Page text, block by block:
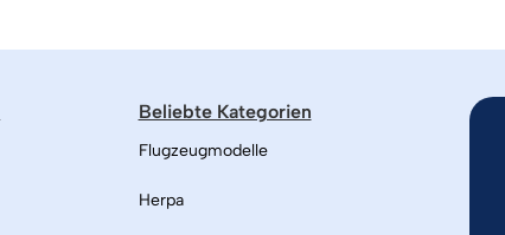
Beliebte Kategorien
Flugzeugmodelle
Herpa